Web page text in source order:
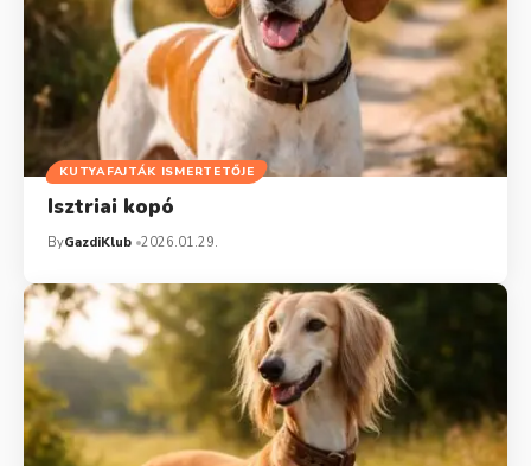
KUTYAFAJTÁK ISMERTETŐJE
Isztriai kopó
ByGazdiKlub 2026.01.29.